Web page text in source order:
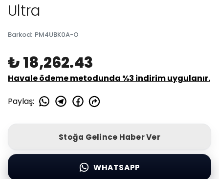
Ultra
Barkod: PM4UBK0A-O
₺ 18,262.43
Havale ödeme metodunda %3 indirim uygulanır.
Paylaş:
Stoğa Gelince Haber Ver
WHATSAPP